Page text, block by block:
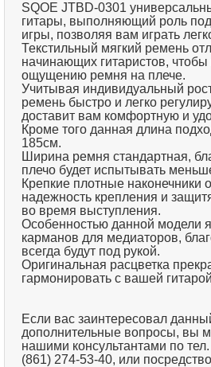
SQOE JTBD-0301
гитары, выполняющий роль
игры, позволяя вам играть
Текстильный мягкий ремень
начинающих гитаристов, чтобы
ощущению ремня на плече.
Учитывая индивидуальный
ремень быстро и легко
доставит вам комфортную и
Кроме того данная длина
185см.
Ширина ремня стандартная,
плечо будет испытывать
Крепкие плотные наконечники
надежность крепления и
во время выступления.
Особенностью данной модели
карманов для медиаторов,
всегда будут под рукой.
Оригинальная расцветка
гармонировать с вашей
Если вас заинтересовал
дополнительные вопросы, вы
нашими консультантами по
(861) 274-53-40, или